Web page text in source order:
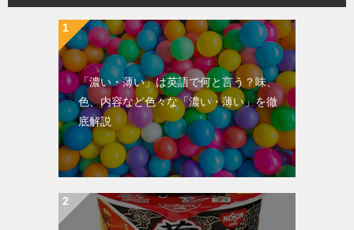
「濃い・薄い」は英語で何と言う？味、
色、内容など色々な「濃い・薄い」を徹
底解説